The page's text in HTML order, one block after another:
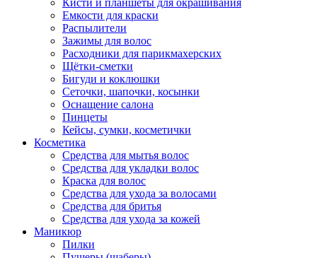
Кисти и планшеты для окрашивания
Емкости для краски
Распылители
Зажимы для волос
Расходники для парикмахерских
Щётки-сметки
Бигуди и коклюшки
Сеточки, шапочки, косынки
Оснащение салона
Пинцеты
Кейсы, сумки, косметички
Косметика
Средства для мытья волос
Средства для укладки волос
Краска для волос
Средства для ухода за волосами
Средства для бритья
Средства для ухода за кожей
Маникюр
Пилки